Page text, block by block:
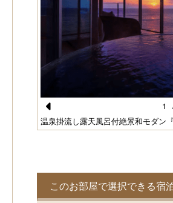
Pr
o
u
温泉掛流し露天風呂付絶景和モダン『
1
このお部屋で選択できる宿